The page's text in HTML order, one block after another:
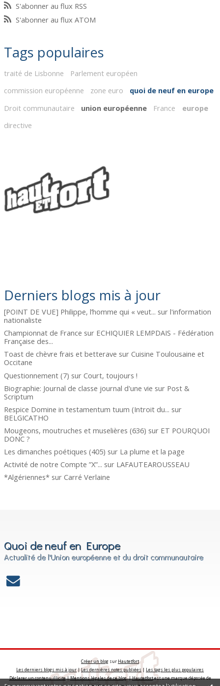
S'abonner au flux RSS
S'abonner au flux ATOM
Tags populaires
traité de Lisbonne
Parlement européen
commission européenne
zone euro
quoi de neuf en europe
Droit communautaire
union européenne France
europe
directive
Derniers blogs mis à jour
[POINT DE VUE] Philippe, l’homme qui « veut... surl'information
nationaliste
Championnat de France sur ECHIQUIER LEMPDAIS - Fédération
Française des...
Toast de chèvre frais et betterave surCuisine Toulousaine et
Occitane
Questionnement (7) surCourt, toujours !
Biographie: Journal de classe journal d'une vie sur Post &
Scriptum
Respice Domine in testamentum tuum (Introit du... sur
BELGICATHO
Mougeons, moutruches et muselières (636) sur ET POURQUOI
DONC ?
Les dimanches poétiques (405) sur La plume et la page
Activité de notre Compte ”X”... sur LAFAUTEAROUSSEAU
*Algériennes* surCarré Verlaine
Quoi de neuf en Europe
Actualité de l'Union européenne et du droit communautaire
Créer un blog sur Hautetfort
Les derniers blogs mis à jour|Les dernières notes publiées | Les tags les plus populaires
Déclarer un contenu illicite|Mentions légales de ce blog|Hautetfortest une marque déposée de